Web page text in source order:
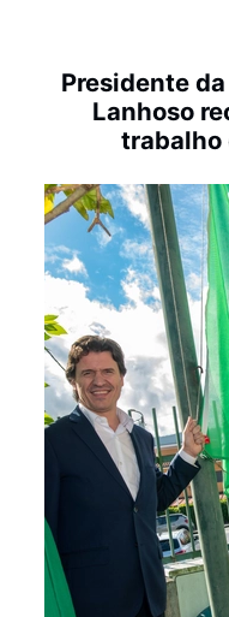
Presidente
Lanhoso
trabalho